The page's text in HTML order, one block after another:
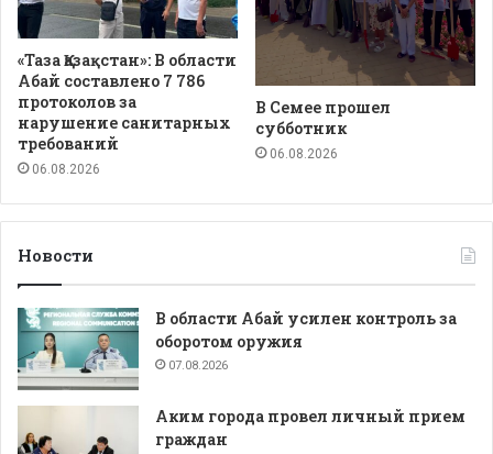
«Таза Қазақстан»: В области
Абай составлено 7 786
протоколов за
нарушение санитарных
требований
06.08.2026
В Семее прошел
субботник
06.08.2026
Новости
В области Абай усилен контроль за
оборотом оружия
07.08.2026
Аким города провел личный прием
граждан